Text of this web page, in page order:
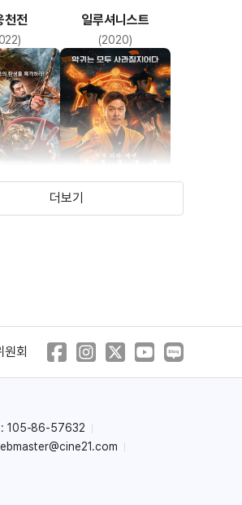
천전 일루셔니스트
(2020)
클린업
먼트
(2017)
더보기
원회
: 105-86-57632